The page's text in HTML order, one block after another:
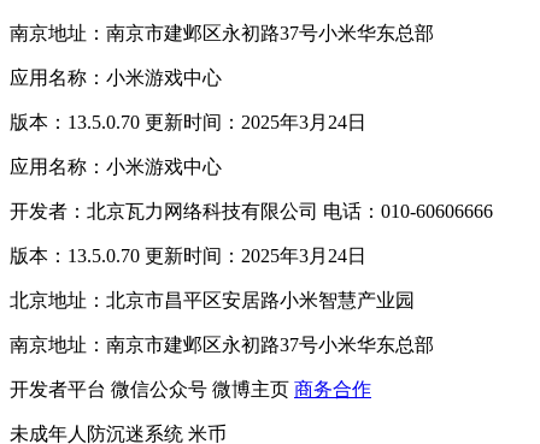
南京地址：南京市建邺区永初路37号小米华东总部
应用名称：小米游戏中心
版本：13.5.0.70 更新时间：2025年3月24日
应用名称：小米游戏中心
开发者：北京瓦力网络科技有限公司 电话：010-60606666
版本：13.5.0.70 更新时间：2025年3月24日
北京地址：北京市昌平区安居路小米智慧产业园
南京地址：南京市建邺区永初路37号小米华东总部
开发者平台 微信公众号 微博主页 商务合作
未成年人防沉迷系统 米币